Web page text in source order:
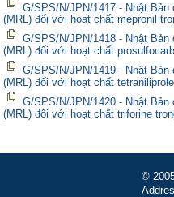
G/SPS/N/JPN/1417 - Nhật
(MRL) đối với hoạt chất mepronil
G/SPS/N/JPN/1418 - Nhật
(MRL) đối với hoạt chất
G/SPS/N/JPN/1419 - Nhật
(MRL) đối với hoạt chất
G/SPS/N/JPN/1420 - Nhật
(MRL) đối với hoạt chất triforine
©